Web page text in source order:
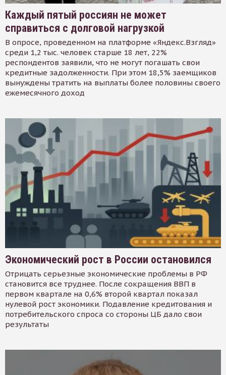
Каждый пятый россиян не может
справиться с долговой нагрузкой
В опросе, проведенном на платформе «Яндекс.Взгляд»
среди 1,2 тыс. человек старше 18 лет, 22%
респондентов заявили, что не могут погашать свои
кредитные задолженности. При этом 18,5% заемщиков
вынуждены тратить на выплаты более половины своего
ежемесячного доход
Экономический рост в России остановился
Отрицать серьезные экономические проблемы в РФ
становится все труднее. После сокращения ВВП в
первом квартале на 0,6% второй квартал показал
нулевой рост экономики. Подавление кредитования и
потребительского спроса со стороны ЦБ дало свои
результаты